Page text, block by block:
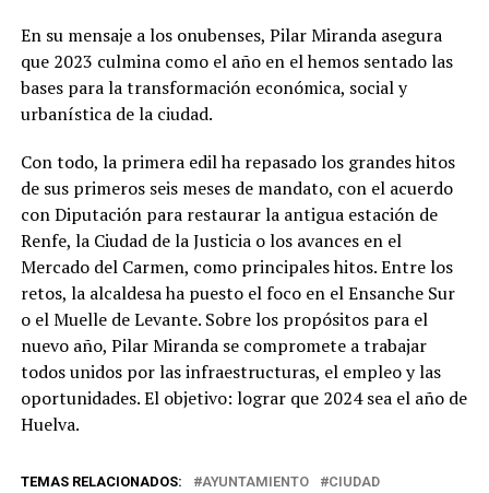
En su mensaje a los onubenses, Pilar Miranda asegura
que 2023 culmina como el año en el hemos sentado las
bases para la transformación económica, social y
urbanística de la ciudad.
Con todo, la primera edil ha repasado los grandes hitos
de sus primeros seis meses de mandato, con el acuerdo
con Diputación para restaurar la antigua estación de
Renfe, la Ciudad de la Justicia o los avances en el
Mercado del Carmen, como principales hitos. Entre los
retos, la alcaldesa ha puesto el foco en el Ensanche Sur
o el Muelle de Levante. Sobre los propósitos para el
nuevo año, Pilar Miranda se compromete a trabajar
todos unidos por las infraestructuras, el empleo y las
oportunidades. El objetivo: lograr que 2024 sea el año de
Huelva.
TEMAS RELACIONADOS: AYUNTAMIENTO CIUDAD